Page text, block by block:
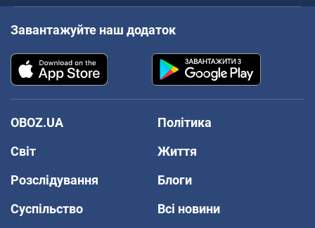
Завантажуйте наш додаток
OBOZ.UA
Політика
Світ
Життя
Розслідування
Блоги
Суспільство
Всі новини